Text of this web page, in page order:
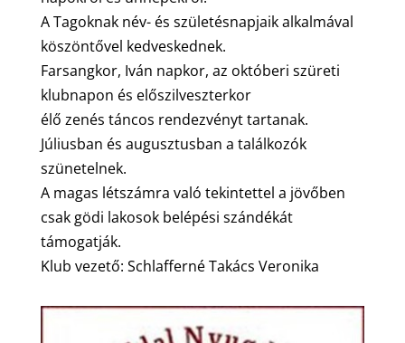
A Tagoknak név- és születésnapjaik alkalmával
köszöntővel kedveskednek.
Farsangkor, Iván napkor, az októberi szüreti
klubnapon és előszilveszterkor
élő zenés táncos rendezvényt tartanak.
Júliusban és augusztusban a találkozók
szünetelnek.
A magas létszámra való tekintettel a jövőben
csak gödi lakosok belépési szándékát
támogatják.
Klub vezető: Schlafferné Takács Veronika